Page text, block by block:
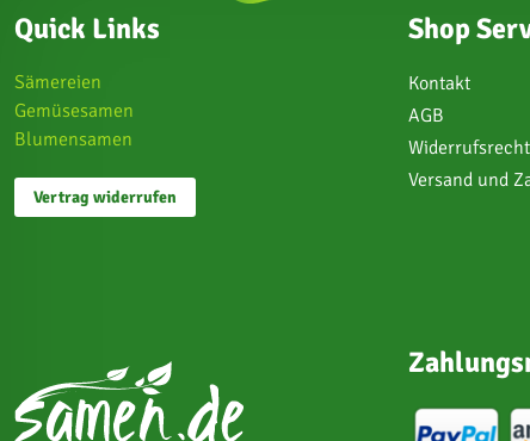
Quick Links
Sämereien
Gemüsesamen
Blumensamen
Vertrag widerrufen
Shop
Kontakt
AGB
Widerrufsrecht
Versand und